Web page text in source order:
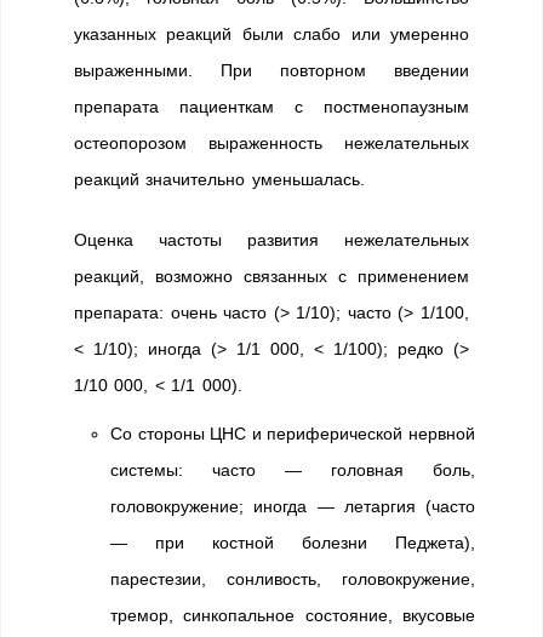
указанных реакций были слабо или умеренно
выраженными. При повторном введении
препарата пациенткам с постменопаузным
остеопорозом выраженность нежелательных
реакций значительно уменьшалась.
Оценка частоты развития нежелательных
реакций, возможно связанных с применением
препарата: очень часто (> 1/10); часто (> 1/100,
< 1/10); иногда (> 1/1 000, < 1/100); редко (>
1/10 000, < 1/1 000).
Со стороны ЦНС и периферической нервной
системы: часто — головная боль,
головокружение; иногда — летаргия (часто
— при костной болезни Педжета),
парестезии, сонливость, головокружение,
тремор, синкопальное состояние, вкусовые